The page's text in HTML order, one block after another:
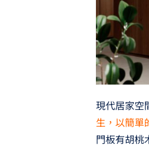
現代居家空
生，以簡單
門板有胡桃